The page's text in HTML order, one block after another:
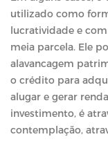
utilizado como
lucratividade e
meia parcela. Ele
alavancagem
o crédito para
alugar e gerar
investimento, é
contemplação,